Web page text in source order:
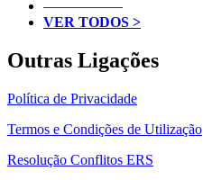
—————–
VER TODOS >
Outras Ligações
Política de Privacidade
Termos e Condições de Utilização
Resolução Conflitos ERS